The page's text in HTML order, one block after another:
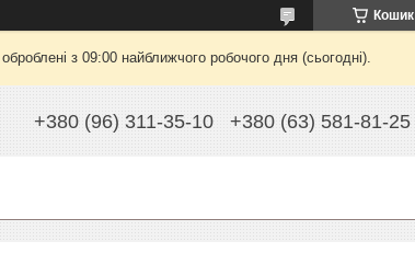
Кошик
з 09:00 найближчого робочого дня (сьогодні).
+380 (96) 311-35-10 +380 (63) 581-81-25